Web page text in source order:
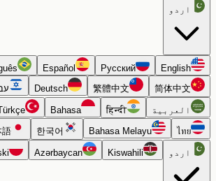
اردو
English
Русский
Español
Português
简体中文
繁體中文
Deutsch עברית
العربية हिन्दी
Bahasa
Türkçe
ไทย
Bahasa Melayu
한국어
日本語
اردو Kiswahili
Azərbaycan
Polski